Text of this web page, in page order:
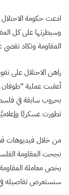
ادعت حكومة الاحتلال
وسيطرتها على كل
المقاومة وتكاد تقضي
راهن الاحتلال على
بحروب سابقة في
تطورت عسكريًا
من خلال فيديوهات
نجحت المقاومة
يخص معاملة
سنستعرض تفاصيله في